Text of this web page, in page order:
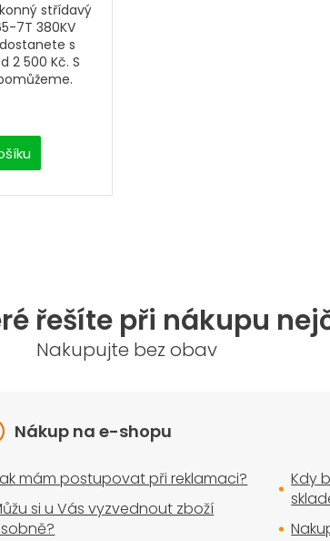
střídavý
7T 380KV
dostanete s
2 500 Kč. S
c
í
p
y
p
s
řešíte při nákupu
Nakupujte bez obav
Nákup na e-shopu
mám postupovat při reklamaci?
si u Vás vyzvednout zboží
Kdy